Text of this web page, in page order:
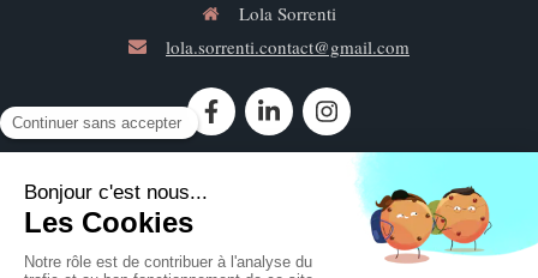
Lola Sorrenti
lola.sorrenti.contact@gmail.com
©2020 Lola Sorrenti - Conseil éditorial